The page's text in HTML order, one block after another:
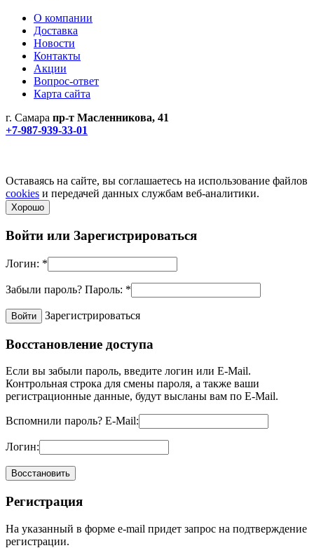
О компании
Доставка
Новости
Контакты
Акции
Вопрос-ответ
Карта сайта
г. Самара пр-т Масленникова, 41
+7-987-939-33-01
Оставаясь на сайте, вы соглашаетесь на использование файлов
cookies и передачей данных службам веб-аналитики.
Хорошо
Войти или Зарегистрироваться
Логин: *
Забыли пароль? Пароль: *
Зарегистрироваться
Восстановление доступа
Если вы забыли пароль, введите логин или E-Mail.
Контрольная строка для смены пароля, а также ваши
регистрационные данные, будут высланы вам по E-Mail.
Вспомнили пароль? E-Mail:
Логин:
Регистрация
На указанный в форме e-mail придет запрос на подтверждение
регистрации.